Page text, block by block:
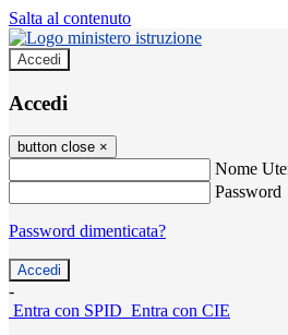
Salta al contenuto
Accedi
Accedi
button close ×
Nome
Password
Password dimenticata?
-
Entra con SPID Entra con CIE